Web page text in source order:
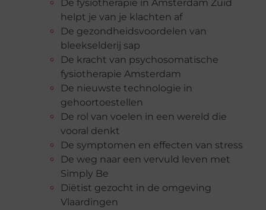
De fysiotherapie in Amsterdam Zuid
helpt je van je klachten af
De gezondheidsvoordelen van
bleekselderij sap
De kracht van psychosomatische
fysiotherapie Amsterdam
De nieuwste technologie in
gehoortoestellen
De rol van voelen in een wereld die
vooral denkt
De symptomen en effecten van stress
De weg naar een vervuld leven met
Simply Be
Diëtist gezocht in de omgeving
Vlaardingen